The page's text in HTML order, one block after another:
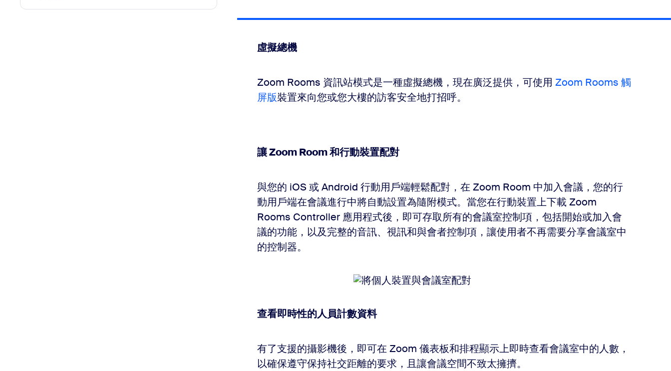
虛擬總機
Zoom Rooms 資訊站模式是一種虛擬總機，現在廣泛提供，可使用 Zoom Rooms 觸
屏版裝置來向您或您大樓的訪客安全地打招呼。
讓 Zoom Room 和行動裝置配對
與您的 iOS 或 Android 行動用戶端輕鬆配對，在 Zoom Room 中加入會議，您的行
動用戶端在會議進行中將自動設置為隨附模式。當您在行動裝置上下載 Zoom
Rooms Controller 應用程式後，即可存取所有的會議室控制項，包括開始或加入會
議的功能，以及完整的音訊、視訊和與會者控制項，讓使用者不再需要分享會議室中
的控制器。
查看即時性的人員計數資料
有了支援的攝影機後，即可在 Zoom 儀表板和排程顯示上即時查看會議室中的人數，
以確保遵守保持社交距離的要求，且讓會議空間不致太擁擠。